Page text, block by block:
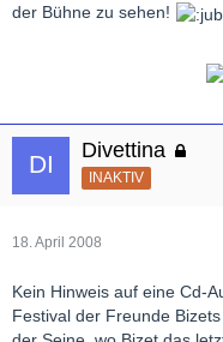
der Bühne zu sehen!
Divettina
INAKTIV
18. April 2008
Kein Hinweis auf eine Cd-
Festival der Freunde